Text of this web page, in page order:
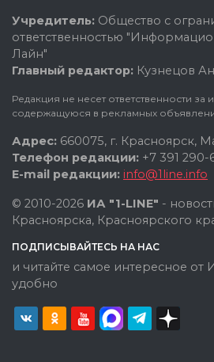
Учредитель: Общество с
ответственностью
Лайн"
Главный редактор: Кузнецов
Редакция не несет ответственности
содержащуюся в рекламных
Адрес: 660075, г. Красноярск,
Телефон редакции: +7 391 290-
E-mail редакции: info@1line.info
© 2010-2026 ИА "1-LINE" -
Красноярска, Красноярского
ПОДПИСЫВАЙТЕСЬ НА НАС
и читайте самое интересное от
удобно